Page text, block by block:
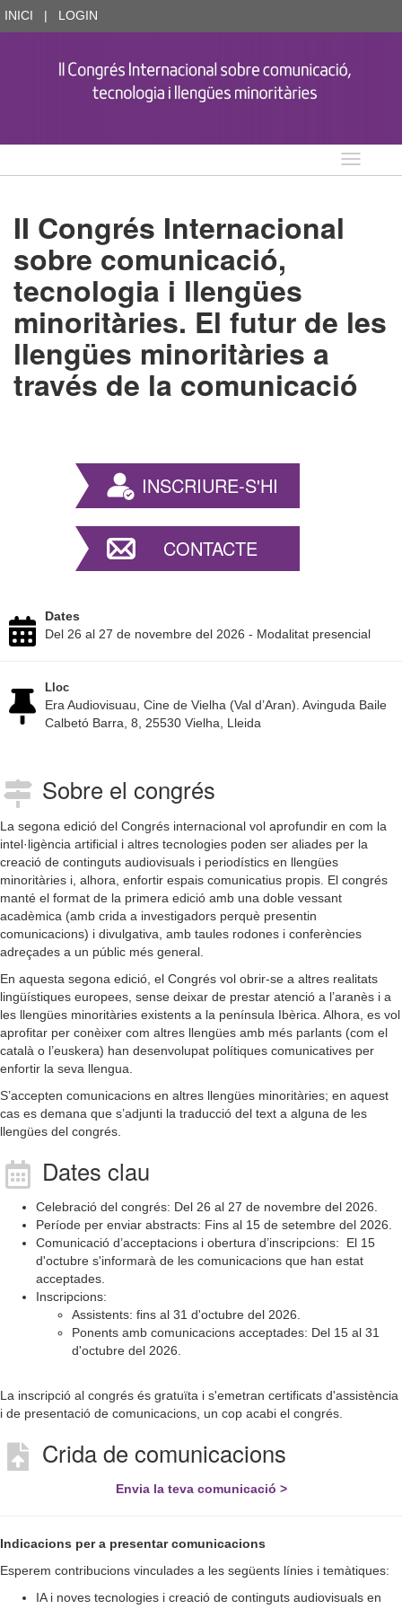
INICI | LOGIN
Idioma
II Congrés Internacional
sobre comunicació,
tecnologia i llengües
minoritàries. El futur de les
llengües minoritàries a
través de la comunicació
INSCRIURE-S'HI
CONTACTE
Dates
Del 26 al 27 de novembre del 2026 - Modalitat presencial
Lloc
Era Audiovisuau, Cine de Vielha (Val d’Aran). Avinguda Baile
Calbetó Barra, 8, 25530 Vielha, Lleida
Sobre el congrés
La segona edició del Congrés internacional vol aprofundir en com la
intel·ligència artificial i altres tecnologies poden ser aliades per la
creació de continguts audiovisuals i periodístics en llengües
minoritàries i, alhora, enfortir espais comunicatius propis. El congrés
manté el format de la primera edició amb una doble vessant
acadèmica (amb crida a investigadors perquè presentin
comunicacions) i divulgativa, amb taules rodones i conferències
adreçades a un públic més general.
En aquesta segona edició, el Congrés vol obrir-se a altres realitats
lingüístiques europees, sense deixar de prestar atenció a l’aranès i a
les llengües minoritàries existents a la península Ibèrica. Alhora, es vol
aprofitar per conèixer com altres llengües amb més parlants (com el
català o l’euskera) han desenvolupat polítiques comunicatives per
enfortir la seva llengua.
S’accepten comunicacions en altres llengües minoritàries; en aquest
cas es demana que s’adjunti la traducció del text a alguna de les
llengües del congrés.
Dates clau
Celebració del congrés: Del 26 al 27 de novembre del 2026.
Període per enviar abstracts: Fins al 15 de setembre del 2026.
Comunicació d’acceptacions i obertura d’inscripcions: El 15
d'octubre s'informarà de les comunicacions que han estat
acceptades.
Inscripcions:
Assistents: fins al 31 d'octubre del 2026.
Ponents amb comunicacions acceptades: Del 15 al 31
d'octubre del 2026.
La inscripció al congrés és gratuïta i s'emetran certificats d'assistència
i de presentació de comunicacions, un cop acabi el congrés.
Crida de comunicacions
Envia la teva comunicació >
Indicacions per a presentar comunicacions
Esperem contribucions vinculades a les següents línies i temàtiques:
IA i noves tecnologies i creació de continguts audiovisuals en